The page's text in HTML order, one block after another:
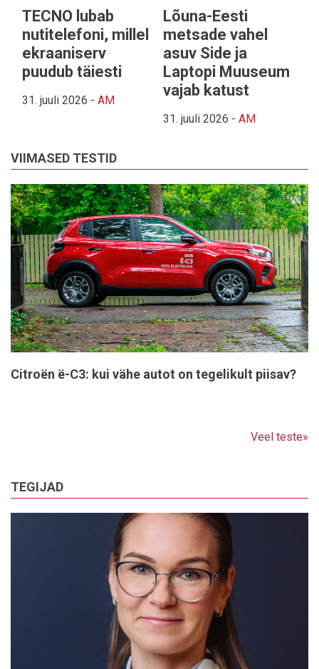
TECNO lubab
nutitelefoni, millel
ekraaniserv
puudub täiesti
31. juuli 2026 - AM
Lõuna-Eesti
metsade vahel
asuv Side ja
Laptopi Muuseum
vajab katust
31. juuli 2026 - AM
VIIMASED TESTID
Citroën ë-C3: kui vähe autot on tegelikult piisav?
Veel teste»
TEGIJAD